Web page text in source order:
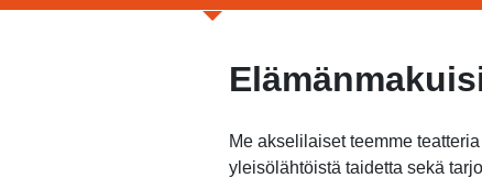
Me akselilaiset teemme
yleisölähtöistä taidetta sekä